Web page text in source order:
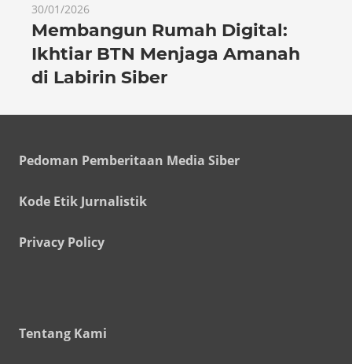
30/01/2026
Membangun Rumah Digital:
Ikhtiar BTN Menjaga Amanah
di Labirin Siber
Pedoman Pemberitaan Media Siber
Kode Etik Jurnalistik
Privacy Policy
Tentang Kami